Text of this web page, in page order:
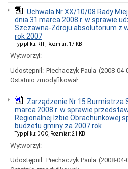
obwieszczenia,
informacje
innych
instytucji
Uchwała
antysmogowa
Uchwała
dla
województwa
dolnośląskiego
Fundusz
Szerokopasmowy
Konkurs
udzielenie
celowej
Zamówienia
Uchwała Nr XX/10/08 Rady
dnia 31 marca 2008 r. w sprawie
Szczawna-Zdroju absolutorium z
rok 2007
Typ pliku: RTF, Rozmiar: 17 KB
Wytworzył:
Udostępnił: Piechaczyk Paula (2008-04-
Ostatnio zmodyfikował:
Zarządzenie Nr 15 Burmistrza
marca 2008 r. w sprawie
Regionalnej Izbie Obrachunkowej
budżetu gminy za 2007 rok
Typ pliku: DOC, Rozmiar: 21 KB
Wytworzył:
Udostępnił: Piechaczyk Paula (2008-04-